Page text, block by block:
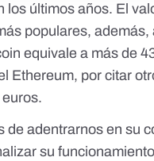
los últimos años. El
populares, además,
equivale a más de
Ethereum, por citar
de adentrarnos en su
su